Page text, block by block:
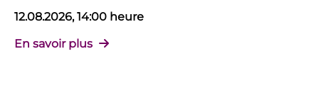
12.08.2026, 14:00 heure
En savoir plus